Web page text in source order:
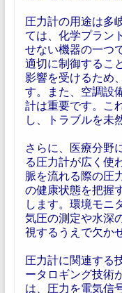
圧力計の用途は多
ては、化学プラン
せない機器の一つ
適切に制御するこ
影響を受けるため
す。また、空調設
計は重要です。こ
し、トラブルを未
さらに、医療分野
る圧力計が広く使
脈を流れる際の圧
の健康状態を把握
します。環境モニ
気圧の測定や水深
視するうえで欠か
圧力計に関連する
ータロギング技術
は、圧力を電気信